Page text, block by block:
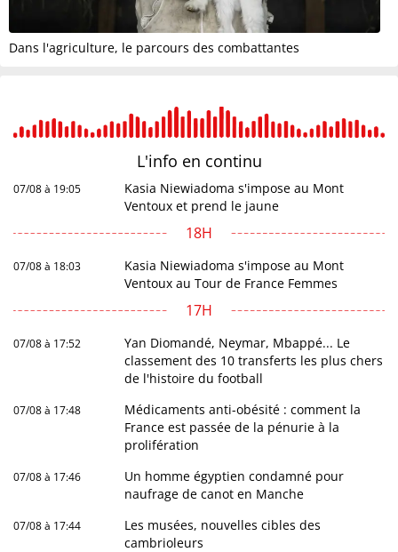
Dans l'agriculture, le parcours des combattantes
L'info en continu
07/08 à 19:05
Kasia Niewiadoma s'impose au Mont
Ventoux et prend le jaune
18H
07/08 à 18:03
Kasia Niewiadoma s'impose au Mont
Ventoux au Tour de France Femmes
17H
07/08 à 17:52
Yan Diomandé, Neymar, Mbappé... Le
classement des 10 transferts les plus chers
de l'histoire du football
07/08 à 17:48
Médicaments anti-obésité : comment la
France est passée de la pénurie à la
prolifération
07/08 à 17:46
Un homme égyptien condamné pour
naufrage de canot en Manche
07/08 à 17:44
Les musées, nouvelles cibles des
cambrioleurs